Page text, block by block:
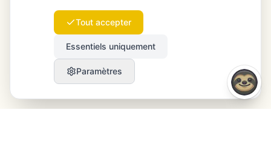
Tout accepter
Essentiels uniquement
Paramètres